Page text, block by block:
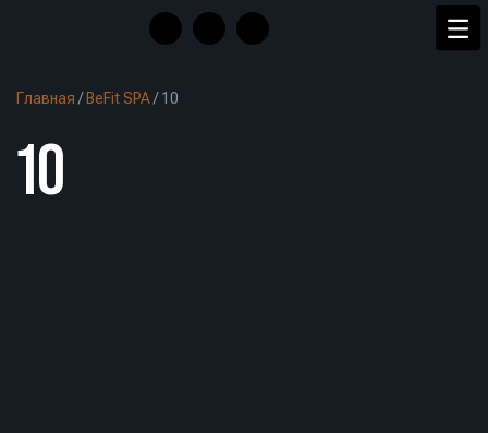
Главная / BeFit SPA/10
10